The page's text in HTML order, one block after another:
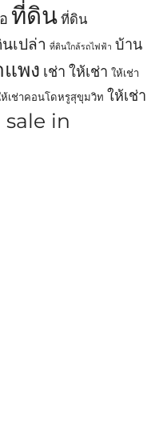
ที่ดิน ที่ดิน
เปล่า ที่ดินใกล้รถไฟฟ้า บ้าน
พง เช่า ให้เช่า ให้เช่า
ห้เช่าคอนโดหรูสุขุมวิท ให้เช่า
in